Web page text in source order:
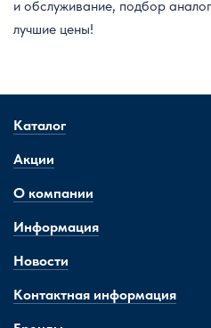
и обслуживание, подбор
лучшие цены!
Каталог
Акции
О компании
Информация
Новости
Контактная информация